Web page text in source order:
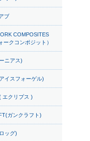
ブ
COMPOSITES
ークコンポジット）
ニアス)
イスフォーゲル)
エクリプス )
ガンクラフト)
ッグ)